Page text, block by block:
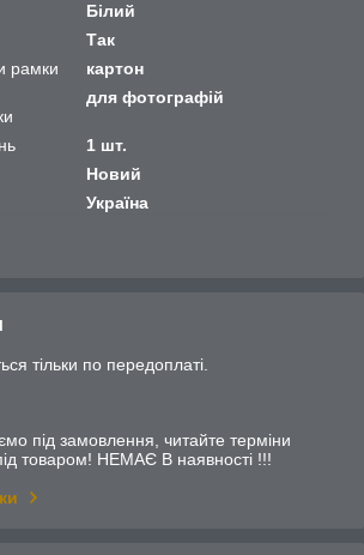
Білий
Так
рамки
картон
для фотографій
1 шт.
Новий
Україна
тільки по передоплаті.
під замовлення, читайте терміни
товаром! НЕМАЄ В наявності !!!